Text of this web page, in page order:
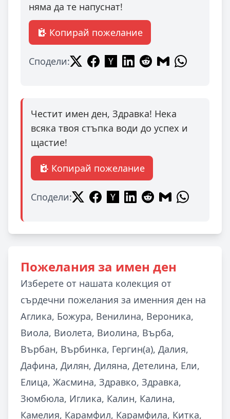
няма да те напуснат!
Копирай пожелание
Сподели:
Честит имен ден, Здравка! Нека
всяка твоя стъпка води до успех и
щастие!
Копирай пожелание
Сподели:
Пожелания за имен ден
Изберете от нашата колекция от
сърдечни пожелания за именния ден на
Аглика, Божура, Венилина, Вероника,
Виола, Виолета, Виолина, Върба,
Върбан, Върбинка, Гергин(а), Далия,
Дафина, Дилян, Диляна, Детелина, Ели,
Елица, Жасмина, Здравко, Здравка,
Зюмбюла, Иглика, Калин, Калина,
Камелия, Карамфил, Карамфила, Китка,